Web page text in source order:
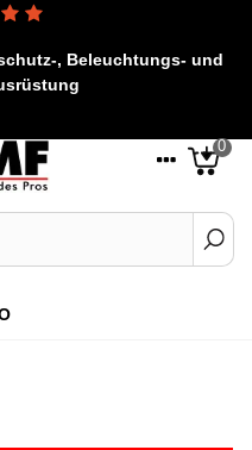
, Beleuchtungs- und
0